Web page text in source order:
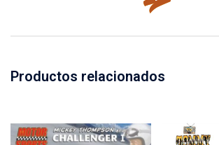
Productos relacionados